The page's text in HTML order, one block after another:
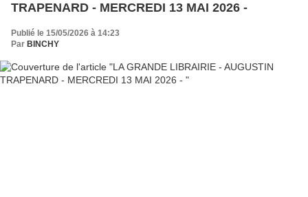
TRAPENARD - MERCREDI 13 MAI 2026 -
Publié le 15/05/2026 à 14:23
Par BINCHY